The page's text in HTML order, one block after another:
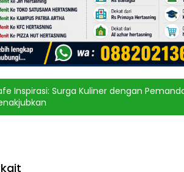
Inspirasi: Surga Kuliner dengan